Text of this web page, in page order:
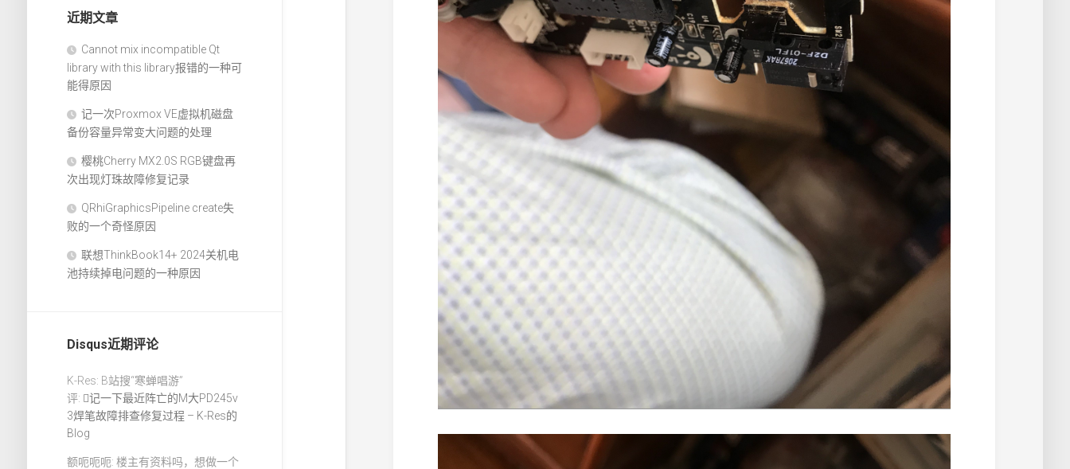
近期文章
Cannot mix incompatible Qt
library with this library报错的一种可
能得原因
记一次Proxmox VE虚拟机磁盘
备份容量异常变大问题的处理
樱桃Cherry MX2.0S RGB键盘再
次出现灯珠故障修复记录
QRhiGraphicsPipeline create失
败的一个奇怪原因
联想ThinkBook14+ 2024关机电
池持续掉电问题的一种原因
Disqus近期评论
K-Res: B站搜“寒蝉唱游”
评:
记一下最近阵亡的M大PD245v
3焊笔故障排查修复过程 – K-Res的
Blog
额呃呃呃: 楼主有资料吗，想做一个